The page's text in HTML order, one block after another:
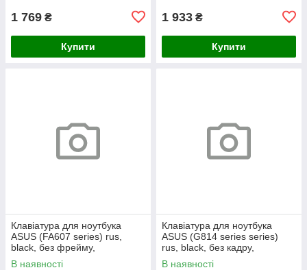
1 769 ₴
Купити
1 933 ₴
Купити
Клавіатура для ноутбука
ASUS (FA607 series) rus,
black, без фрейму,
підсвічування клавіш (RGB)
В наявності
Клавіатура для ноутбука
ASUS (G814 series series)
rus, black, без кадру,
підсвічування клавіш (RGB 4)
В наявності